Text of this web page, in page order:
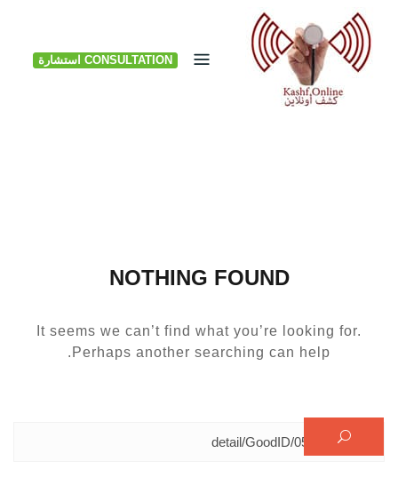
Skip
content
CONSULTATION استشارة
NOTHING FOUND
It seems we can’t find what you’re looking for.
Perhaps another searching can help.
البحث عن: